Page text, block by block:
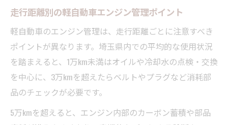
走行距離別の軽自動車エンジン管理ポイント
軽自動車のエンジン管理は、走行距離ごとに注意すべき
ポイントが異なります。埼玉県内での平均的な使用状況
を踏まえると、1万km未満はオイルや冷却水の点検・交換
を中心に、3万kmを超えたらベルトやプラグなど消耗部
品のチェックが必要です。
5万kmを超えると、エンジン内部のカーボン蓄積や部品